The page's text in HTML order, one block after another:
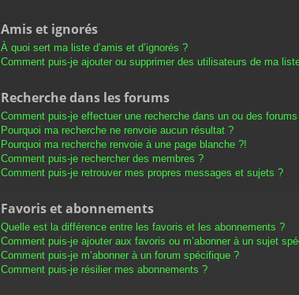
Amis et ignorés
À quoi sert ma liste d’amis et d’ignorés ?
Comment puis-je ajouter ou supprimer des utilisateurs de ma
Recherche dans les forums
Comment puis-je effectuer une recherche dans un ou des
Pourquoi ma recherche ne renvoie aucun résultat ?
Pourquoi ma recherche renvoie à une page blanche ?!
Comment puis-je rechercher des membres ?
Comment puis-je retrouver mes propres messages et sujets ?
Favoris et abonnements
Quelle est la différence entre les favoris et les abonnements ?
Comment puis-je ajouter aux favoris ou m’abonner à un sujet
Comment puis-je m’abonner à un forum spécifique ?
Comment puis-je résilier mes abonnements ?